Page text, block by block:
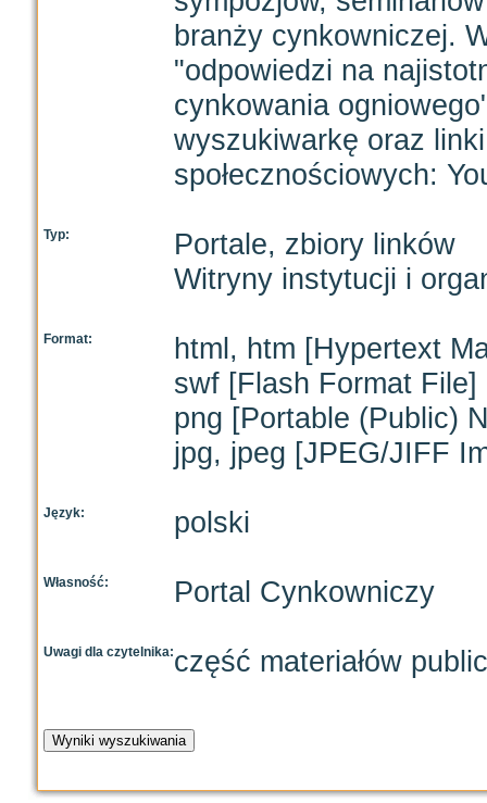
branży cynkowniczej.
"odpowiedzi na
cynkowania
wyszukiwarkę oraz
społecznościowych:
Typ:
Portale, zbiory linków
Witryny instytucji i
Format:
html, htm [Hypertext
swf [Flash Format File]
png [Portable (Public)
jpg, jpeg [JPEG/JIFF
Język: polski
Własność: Portal Cynkowniczy
Uwagi dla czytelnika:część materiałów